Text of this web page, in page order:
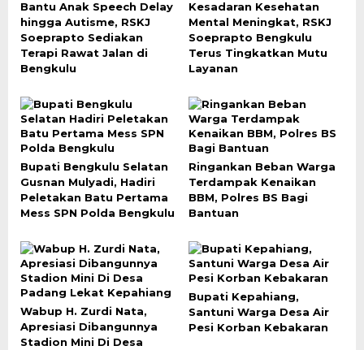
Bantu Anak Speech Delay
hingga Autisme, RSKJ
Soeprapto Sediakan
Terapi Rawat Jalan di
Bengkulu
Kesadaran Kesehatan
Mental Meningkat, RSKJ
Soeprapto Bengkulu
Terus Tingkatkan Mutu
Layanan
Bupati Bengkulu Selatan
Gusnan Mulyadi, Hadiri
Peletakan Batu Pertama
Mess SPN Polda Bengkulu
Ringankan Beban Warga
Terdampak Kenaikan
BBM, Polres BS Bagi
Bantuan
Wabup H. Zurdi Nata,
Apresiasi Dibangunnya
Stadion Mini Di Desa
Bupati Kepahiang,
Santuni Warga Desa Air
Pesi Korban Kebakaran